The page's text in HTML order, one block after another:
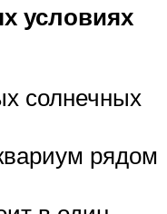
условиях
солнечных
рядом